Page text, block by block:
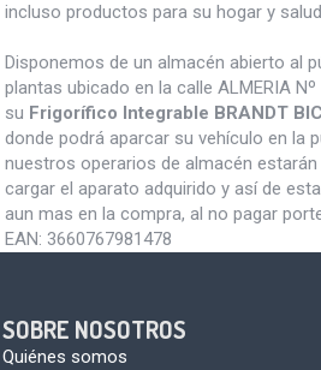
incluso productos para su hogar y
Disponemos de un almacén abierto al
plantas ubicado en la calle ALMERIA
su Frigorífico Integrable BRANDT
donde podrá aparcar su vehículo en la
nuestros operarios de almacén
cargar el aparato adquirido y así de
aun mas en la compra, al no pagar
EAN: 3660767981478
SOBRE NOSOTROS
Quiénes somos